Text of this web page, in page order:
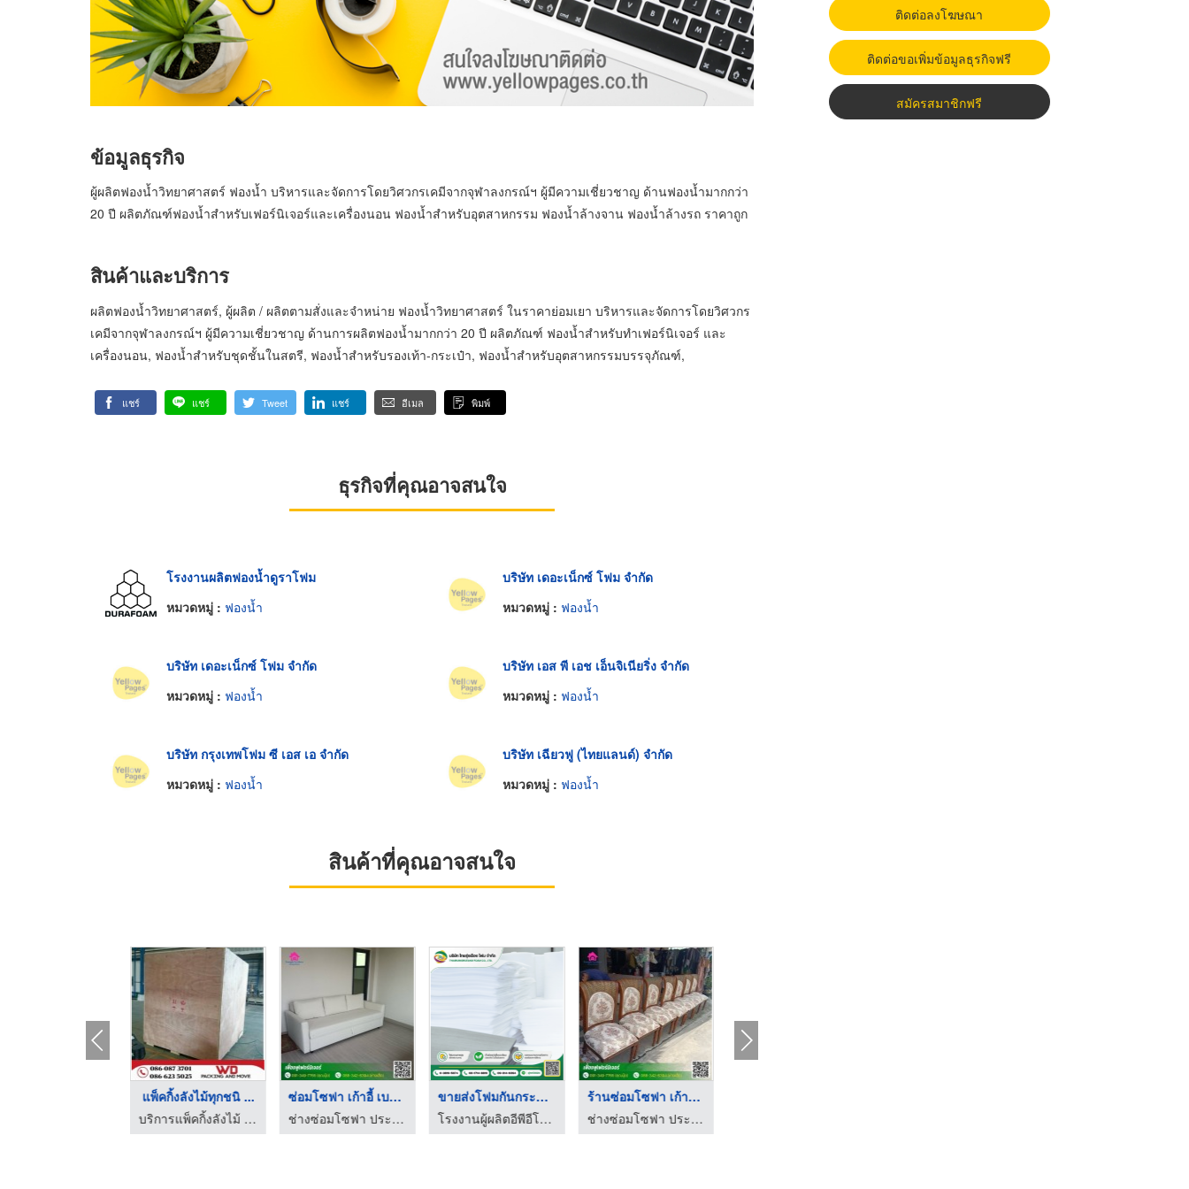
ข้อมูลธุรกิจ
ผู้ผลิตฟองน้ำวิทยาศาสตร์ ฟองน้ำ บริหารและจัดการโดยวิศวกรเคมีจากจุฬาลงกรณ์ฯ ผู้มีความเชี่ยวชาญ ด้านฟองน้ำมากกว่า
20 ปี ผลิตภัณฑ์ฟองน้ำสำหรับเฟอร์นิเจอร์และเครื่องนอน ฟองน้ำสำหรับอุตสาหกรรม ฟองน้ำล้างจาน ฟองน้ำล้างรถ ราคาถูก
สินค้าและบริการ
ผลิตฟองน้ำวิทยาศาสตร์, ผู้ผลิต / ผลิตตามสั่งและจำหน่าย ฟองน้ำวิทยาศาสตร์ ในราคาย่อมเยา บริหารและจัดการโดยวิศวกร
เคมีจากจุฬาลงกรณ์ฯ ผู้มีความเชี่ยวชาญ ด้านการผลิตฟองน้ำมากกว่า 20 ปี ผลิตภัณฑ์ ฟองน้ำสำหรับทำเฟอร์นิเจอร์ และ
เครื่องนอน, ฟองน้ำสำหรับชุดชั้นในสตรี, ฟองน้ำสำหรับรองเท้า-กระเป๋า, ฟองน้ำสำหรับอุตสาหกรรมบรรจุภัณฑ์,
แชร์ แชร์ Tweet แชร์ อีเมล พิมพ์
ธุรกิจที่คุณอาจสนใจ
โรงงานผลิตฟองน้ำดูราโฟม
หมวดหมู่ : ฟองน้ำ
บริษัท เดอะเน็กซ์ โฟม จำกัด
หมวดหมู่ : ฟองน้ำ
บริษัท เดอะเน็กซ์ โฟม จำกัด
หมวดหมู่ : ฟองน้ำ
บริษัท เอส พี เอช เอ็นจิเนียริ่ง จำกัด
หมวดหมู่ : ฟองน้ำ
บริษัท กรุงเทพโฟม ซี เอส เอ จำกัด
หมวดหมู่ : ฟองน้ำ
บริษัท เฉียวฟู (ไทยแลนด์) จำกัด
หมวดหมู่ : ฟองน้ำ
สินค้าที่คุณอาจสนใจ
แพ็คกิ้งลังไม้ทุกชนิ ...
บริการแพ็คกิ้งลังไม้ ลังโปร่ง ลังทึบ พร้อมขนย้ายสินค้าอุตสาหกรรม
ซ่อมโซฟา เก้าอี้ เบา ...
ช่างซ่อมโซฟา ประเวศ - เฟื่องฟูเฟอร์นิเจอร์ สาขา 2
ขายส่งโฟมกันกระแทก
โรงงานผู้ผลิตอีพีอีโฟม ชลบุรี - ไทยรุ่งเรือง โฟม
ร้านซ่อมโซฟา เก้าอี ...
ช่างซ่อมโซฟา ประเวศ - เฟื่องฟูเฟอร์นิเจอร์ สาขา 2
ติดต่อลงโฆษณา
ติดต่อขอเพิ่มข้อมูลธุรกิจฟรี
สมัครสมาชิกฟรี